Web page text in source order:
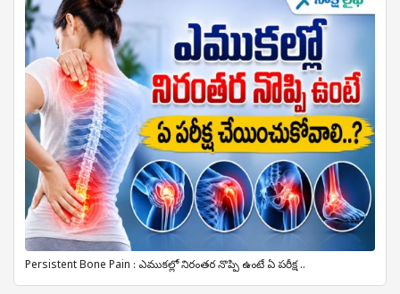
Persistent Bone Pain : ఎముకల్లో నిరంతర నొప్పి ఉంటే ఏ పరీక్ష ..